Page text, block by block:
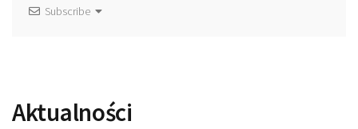
Subscribe
Aktualności